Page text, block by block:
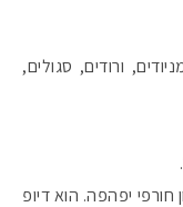
החל מניודים, ורודים, סגולים,
חורפי יפהפה. הוא דיופ